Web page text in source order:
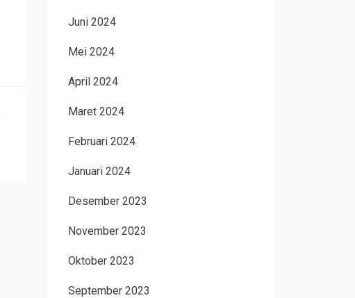
Juni 2024
Mei 2024
April 2024
Maret 2024
Februari 2024
Januari 2024
Desember 2023
November 2023
Oktober 2023
September 2023